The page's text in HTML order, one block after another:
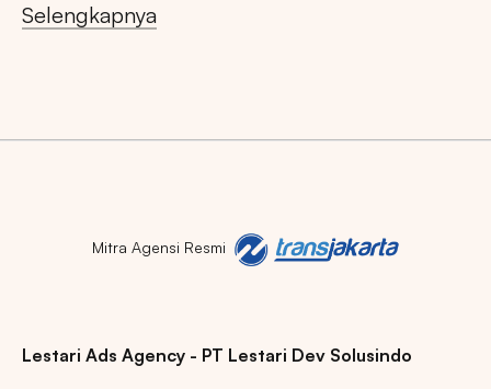
Selengkapnya
Mitra Agensi Resmi
Lestari Ads Agency - PT Lestari Dev Solusindo